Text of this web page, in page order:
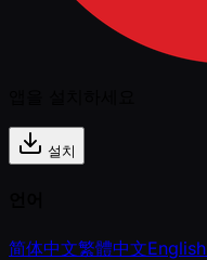
설치
简体中文繁體中文English